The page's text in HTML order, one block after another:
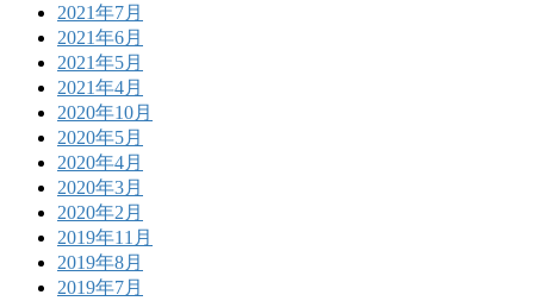
2021年7月
2021年6月
2021年5月
2021年4月
2020年10月
2020年5月
2020年4月
2020年3月
2020年2月
2019年11月
2019年8月
2019年7月